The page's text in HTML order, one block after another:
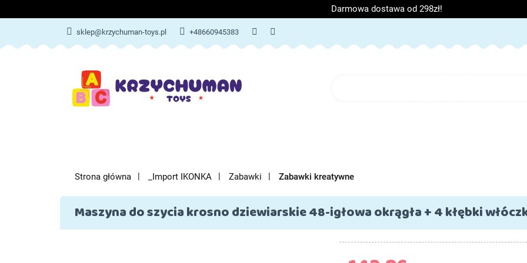
Darmowa dostawa od 298zł!
sklep@krzychuman-toys.pl +48660945383
ZABAWKI AKCESORIA DZIECIĘCE ARTYKUŁY SZKOLNE O NAS
Strona główna _Import IKONKA Zabawki Zabawki kreatywne
Maszyna do szycia krosno dziewiarskie 48-igłowa okrągła + 4 kłębki